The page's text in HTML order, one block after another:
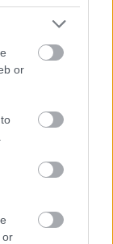
or
or